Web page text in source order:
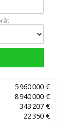
5 960 000 €
8 940 000 €
343 207 €
22 350 €